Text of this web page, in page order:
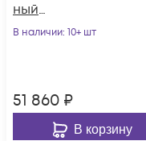
ный
преобразователь
MOXA
В наличии: 10+ шт
51 860 ₽
В корзину